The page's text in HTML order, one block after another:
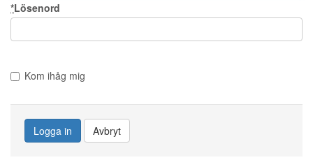
*Lösenord
Kom ihåg mig
Logga in Avbryt